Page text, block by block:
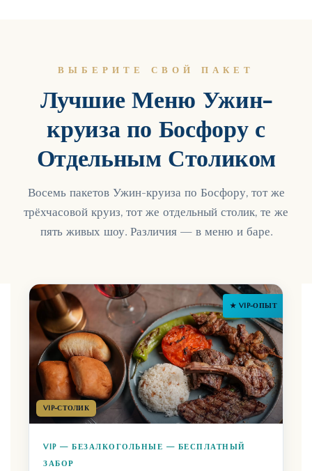
ВЫБЕРИТЕ СВОЙ ПАКЕТ
Лучшие Меню Ужин-
круиза по Босфору с
Отдельным Столиком
Восемь пакетов Ужин-круиза по Босфору, тот же
трёхчасовой круиз, тот же отдельный столик, те же
пять живых шоу. Различия — в меню и баре.
★ VIP-ОПЫТ
VIP-СТОЛИК
VIP — БЕЗАЛКОГОЛЬНЫЕ — БЕСПЛАТНЫЙ
ЗАБОР